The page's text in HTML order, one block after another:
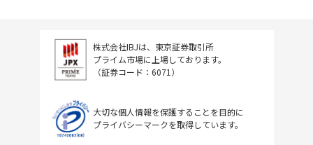
株式会社IBJは、東京証券取引所
プライム市場に上場しております。
（証券コード：6071）
大切な個人情報を保護することを目的に
プライバシーマークを取得しています。